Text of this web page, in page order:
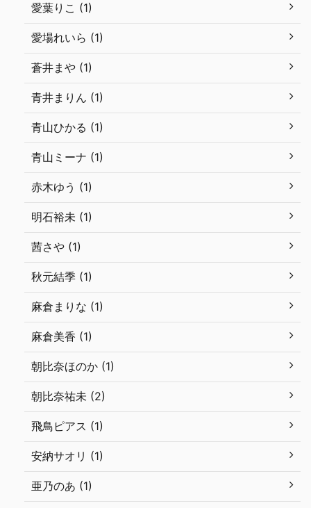
愛葉りこ (1)
愛場れいら (1)
蒼井まや (1)
青井まりん (1)
青山ひかる (1)
青山ミーナ (1)
赤木ゆう (1)
明石裕未 (1)
茜さや (1)
秋元結季 (1)
麻倉まりな (1)
麻倉美香 (1)
朝比奈ほのか (1)
朝比奈祐未 (2)
飛鳥ピアス (1)
安納サオリ (1)
亜乃のあ (1)